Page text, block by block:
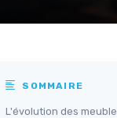
SOMMAIRE
L'évolution des